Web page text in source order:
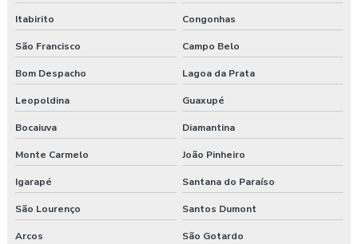
Laudo ergonômico nr17
Laudo ergonômico pgr
Laudo ergonômico preço
Laudo pgr esocial
Laudo sst esocial
Laudo técnico ergonômico
Itabirito Congonhas
São Francisco Campo Belo
Bom Despacho Lagoa da Prata
Leopoldina Guaxupé
Bocaiuva Diamantina
Monte Carmelo João Pinheiro
Igarapé Santana do Paraíso
São Lourenço Santos Dumont
Arcos São Gotardo